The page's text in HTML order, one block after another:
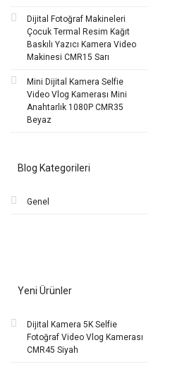
Dijital Fotoğraf Makineleri
Çocuk Termal Resim Kağıt
Baskılı Yazıcı Kamera Video
Makinesi CMR15 Sarı
Mini Dijital Kamera Selfie
Video Vlog Kamerası Mini
Anahtarlık 1080P CMR35
Beyaz
Blog Kategorileri
Genel
Yeni Ürünler
Dijital Kamera 5K Selfie
Fotoğraf Video Vlog Kamerası
CMR45 Siyah